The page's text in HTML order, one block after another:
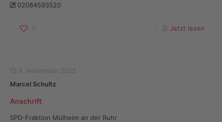
02084593520
0 Jetzt lesen
9. November 2025
Marcel Schultz
Anschrift
SPD-Fraktion Mülheim an der Ruhr